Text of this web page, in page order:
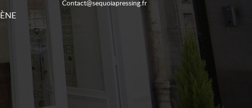
Contact@sequoiapressing.fr